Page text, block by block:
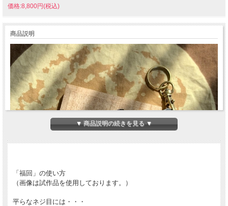
価格:8,800円(税込)
商品説明
▼ 商品説明の続きを見る ▼
「福回」の使い方
（画像は試作品を使用しております。）
平らなネジ目には・・・